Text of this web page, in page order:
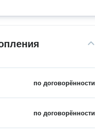
по договорённости
по договорённости